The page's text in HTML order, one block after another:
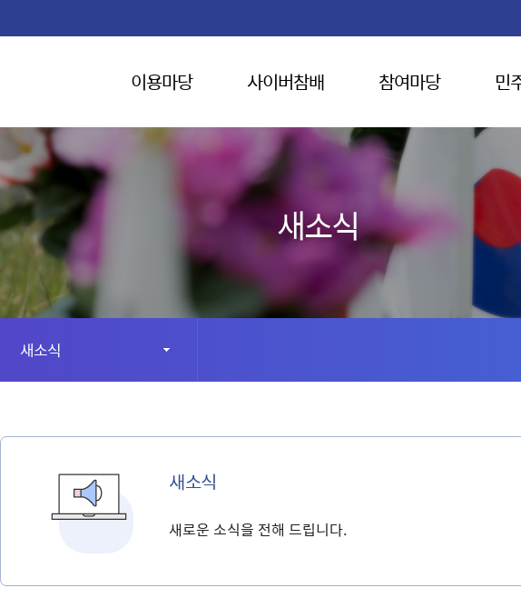
이용마당 사이버참배 참여마당 민
새소식
새소식
새소식
새로운 소식을 전해 드립니다.